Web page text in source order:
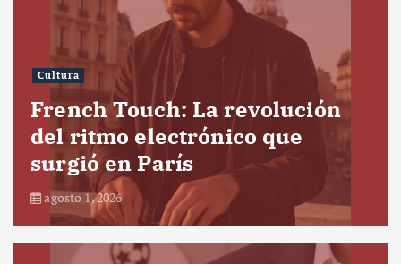
Cultura
French Touch: La revolución
del ritmo electrónico que
surgió en París
agosto 1, 2026